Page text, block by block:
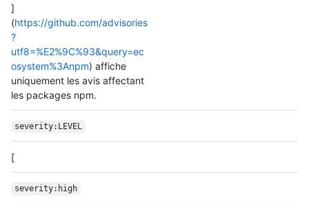
]
(https://github.com/advisories
?
utf8=%E2%9C%93&query=ec
osystem%3Anpm) affiche
uniquement les avis affectant
les packages npm.
severity:LEVEL
[
severity:high